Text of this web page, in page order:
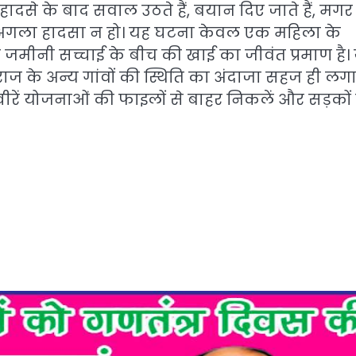
के बाद सवाल उठते हैं, बयान दिए जाते हैं, मगर
हादसा न हो। यह घटना केवल एक महिला के
सच्चाई के बीच की खाई का जीवंत प्रमाण है।
के अन्य गांवों की स्थिति का अंदाजा सहज ही
योजनाओं की फाइलों से बाहर निकलें और